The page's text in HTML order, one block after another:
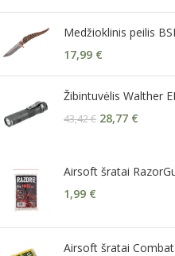
Medžioklinis peilis
17,99 €
Žibintuvėlis Walther
43,42€ 28,77 €
Airsoft šratai
1,99 €
Airsoft šratai